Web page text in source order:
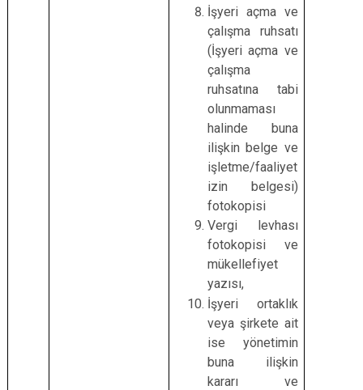
İşyeri açma ve
çalışma ruhsatı
(İşyeri açma ve
çalışma
ruhsatına tabi
olunmaması
halinde buna
ilişkin belge ve
işletme/faaliyet
izin belgesi)
fotokopisi
Vergi levhası
fotokopisi ve
mükellefiyet
yazısı,
İşyeri ortaklık
veya şirkete ait
ise yönetimin
buna ilişkin
kararı ve